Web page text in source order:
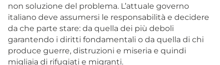
non soluzione del problema. L’attuale governo
italiano deve assumersi le responsabilità e decidere
da che parte stare: da quella dei più deboli
garantendo i diritti fondamentali o da quella di chi
produce guerre, distruzioni e miseria e quindi
migliaia di rifugiati e migranti.